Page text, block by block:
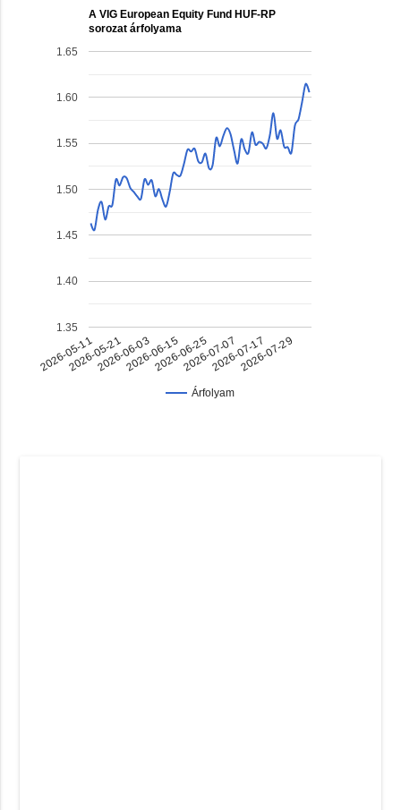
A VIG European Equity Fund HUF-RP
sorozat árfolyama
Árfolyam
2026-05-112026-05-212026-06-032026-06-152026-06-252026-07-072026-07-172026-07-29
1.35
1.40
1.45
1.50
1.55
1.60
1.65